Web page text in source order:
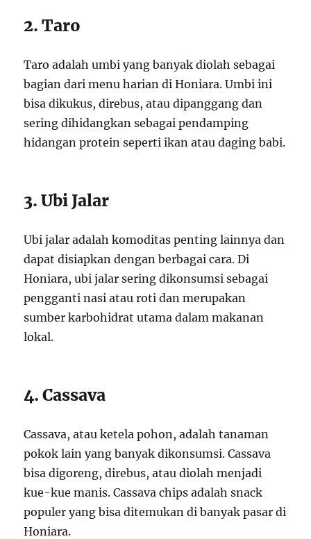
2. Taro
Taro adalah umbi yang banyak diolah sebagai
bagian dari menu harian di Honiara. Umbi ini
bisa dikukus, direbus, atau dipanggang dan
sering dihidangkan sebagai pendamping
hidangan protein seperti ikan atau daging babi.
3. Ubi Jalar
Ubi jalar adalah komoditas penting lainnya dan
dapat disiapkan dengan berbagai cara. Di
Honiara, ubi jalar sering dikonsumsi sebagai
pengganti nasi atau roti dan merupakan
sumber karbohidrat utama dalam makanan
lokal.
4. Cassava
Cassava, atau ketela pohon, adalah tanaman
pokok lain yang banyak dikonsumsi. Cassava
bisa digoreng, direbus, atau diolah menjadi
kue-kue manis. Cassava chips adalah snack
populer yang bisa ditemukan di banyak pasar di
Honiara.